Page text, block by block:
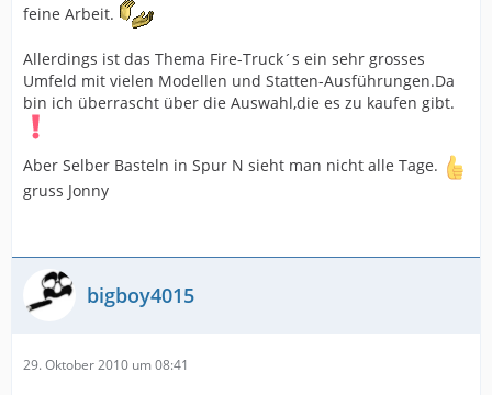
feine Arbeit.
Allerdings ist das Thema Fire-Truck´s ein sehr grosses
Umfeld mit vielen Modellen und Statten-Ausführungen.Da
bin ich überrascht über die Auswahl,die es zu kaufen gibt.
Aber Selber Basteln in Spur N sieht man nicht alle Tage.
gruss Jonny
bigboy4015
29. Oktober 2010 um 08:41